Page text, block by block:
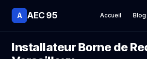
A AEC 95 Accueil Blog
Installateur Borne de